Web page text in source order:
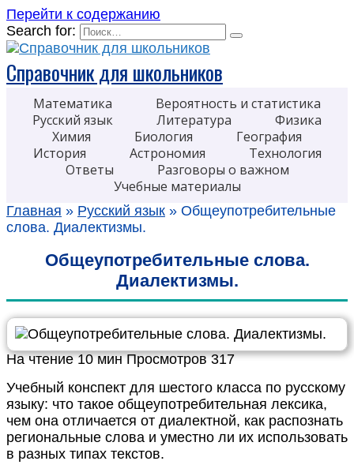
Перейти к содержанию
Search for:
Справочник для школьников
Математика
Вероятность и статистика
Русский язык
Литература
Физика
Химия
Биология
География
История
Астрономия
Технология
Ответы
Разговоры о важном
Учебные материалы
Главная » Русский язык » Общеупотребительные
слова. Диалектизмы.
Общеупотребительные слова.
Диалектизмы.
На чтение10 мин Просмотров 317
Учебный конспект для шестого класса по русскому
языку: что такое общеупотребительная лексика,
чем она отличается от диалектной, как распознать
региональные слова и уместно ли их использовать
в разных типах текстов.